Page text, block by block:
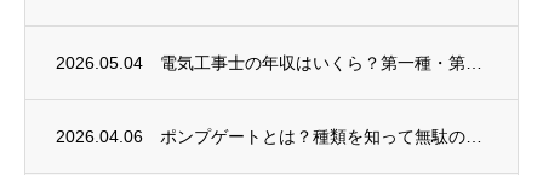
2026.05.04
2026.04.06